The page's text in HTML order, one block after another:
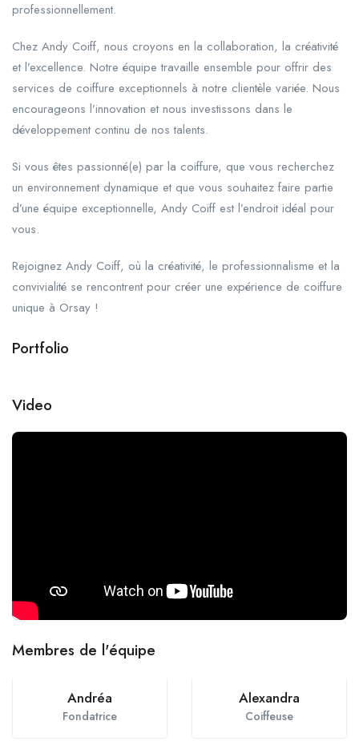
professionnellement.
Chez Andy Coiff, nous croyons en la collaboration, la créativité
et l’excellence. Notre équipe travaille ensemble pour offrir des
services de coiffure exceptionnels à notre clientèle variée. Nous
encourageons l’innovation et nous investissons dans le
développement continu de nos talents.
Si vous êtes passionné(e) par la coiffure, que vous recherchez
un environnement dynamique et que vous souhaitez faire partie
d’une équipe exceptionnelle, Andy Coiff est l’endroit idéal pour
vous.
Rejoignez Andy Coiff, où la créativité, le professionnalisme et la
convivialité se rencontrent pour créer une expérience de coiffure
unique à Orsay !
Portfolio
Video
Membres de l'équipe
Andréa
Fondatrice
Alexandra
Coiffeuse